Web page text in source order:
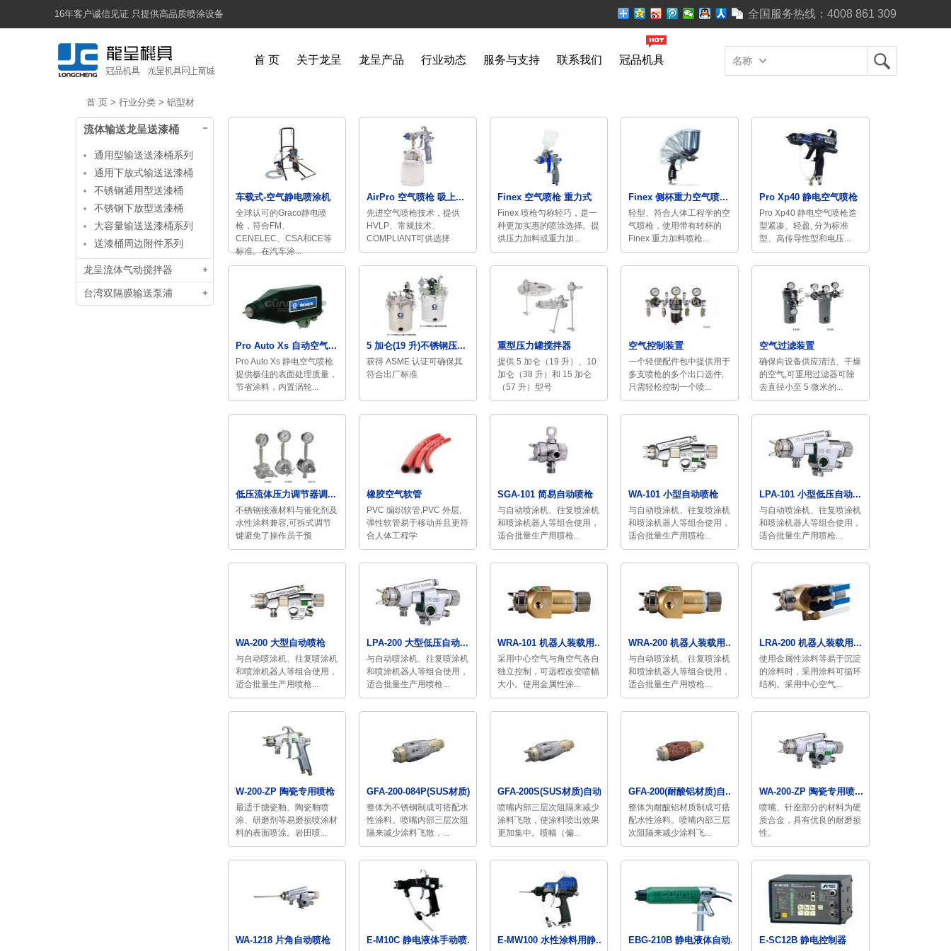
16年客户诚信见证 只提供高品质喷涂设备 全国服务热线： 4008 861 309
首 页 关于龙呈 龙呈产品 行业动态 服务与支持 联系我们 冠品机具 名称
首 页 > 行业分类 > 铝型材
流体输送龙呈送漆桶
通用型输送送漆桶系列
通用下放式输送送漆桶
不锈钢通用型送漆桶
不锈钢下放型送漆桶
大容量输送送漆桶系列
送漆桶周边附件系列
龙呈流体气动搅拌器
台湾双隔膜输送泵浦
车载式-空气静电喷涂机
全球认可的Graco静电喷
枪，符合FM、
CENELEC、CSA和CE等
标准。在汽车涂...
AirPro 空气喷枪 吸上...
先进空气喷枪技术，提供
HVLP、常规技术、
COMPLIANT可供选择
Finex 空气喷枪 重力式
Finex 喷枪匀称轻巧，是一
种更加实惠的喷涂选择。提
供压力加料或重力加...
Finex 侧杯重力空气喷...
轻型、符合人体工程学的空
气喷枪，使用带有转杯的
Finex 重力加料喷枪...
Pro Xp40 静电空气喷枪
Pro Xp40 静电空气喷枪造
型紧凑、轻盈, 分为标准
型、高传导性型和电压...
Pro Auto Xs 自动空气...
Pro Auto Xs 静电空气喷枪
提供极佳的表面处理质量，
节省涂料，内置涡轮...
5 加仑(19 升)不锈钢压...
获得 ASME 认证可确保其
符合出厂标准
重型压力罐搅拌器
提供 5 加仑（19 升）、10
加仑（38 升）和 15 加仑
（57 升）型号
空气控制装置
一个轻便配件包中提供用于
多支喷枪的多个出口选件,
只需轻松控制一个喷...
空气过滤装置
确保向设备供应清洁、干燥
的空气,可重用过滤器可除
去直径小至 5 微米的...
低压流体压力调节器调...
不锈钢接液材料与催化剂及
水性涂料兼容,可拆式调节
键避免了操作员干预
橡胶空气软管
PVC 编织软管,PVC 外层,
弹性软管易于移动并且更符
合人体工程学
SGA-101 简易自动喷枪
与自动喷涂机、往复喷涂机
和喷涂机器人等组合使用，
适合批量生产用喷枪...
WA-101 小型自动喷枪
与自动喷涂机、往复喷涂机
和喷涂机器人等组合使用，
适合批量生产用喷枪...
LPA-101 小型低压自动...
与自动喷涂机、往复喷涂机
和喷涂机器人等组合使用，
适合批量生产用喷枪...
WA-200 大型自动喷枪
与自动喷涂机、往复喷涂机
和喷涂机器人等组合使用，
适合批量生产用喷枪...
LPA-200 大型低压自动...
与自动喷涂机、往复喷涂机
和喷涂机器人等组合使用，
适合批量生产用喷枪...
WRA-101 机器人装载用...
采用中心空气与角空气各自
独立控制，可远程改变喷幅
大小。使用金属性涂...
WRA-200 机器人装载用...
与自动喷涂机、往复喷涂机
和喷涂机器人等组合使用，
适合批量生产用喷枪...
LRA-200 机器人装载用...
使用金属性涂料等易于沉淀
的涂料时，采用涂料可循环
结构。采用中心空气...
W-200-ZP 陶瓷专用喷枪
最适于搪瓷釉、陶瓷釉喷
涂、研磨剂等易磨损喷涂材
料的表面喷涂。岩田喷...
GFA-200-084P(SUS材质)...
整体为不锈钢制成可搭配水
性涂料。喷嘴内部三层次阻
隔来减少涂料飞散，...
GFA-200S(SUS材质)自动...
喷嘴内部三层次阻隔来减少
涂料飞散，使涂料喷出效果
更加集中。喷幅（偏...
GFA-200(耐酸铝材质)自...
整体为耐酸铝材质制成可搭
配水性涂料。喷嘴内部三层
次阻隔来减少涂料飞...
WA-200-ZP 陶瓷专用喷...
喷嘴、针座部分的材料为硬
质合金，具有优良的耐磨损
性。
WA-1218 片角自动喷枪 E-M10C 静电液体手动喷... E-MW100 水性涂料用静... EBG-210B 静电液体自动... E-SC12B 静电控制器